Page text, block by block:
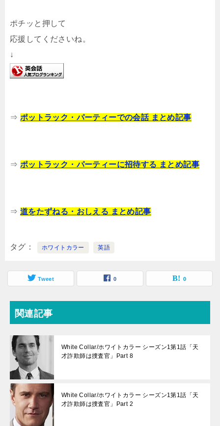
ポチッと押して
応援してくださいね。
↓
⇒ ポットラック・パーティーでの会話 まとめ記事
⇒ ポットラック・パーティーに招待する まとめ記事
⇒ 道をたずねる・おしえる まとめ記事
タグ ホワイトカラー 英語
Tweet 0 0
関連記事
White Collar/ホワイトカラー シーズン1第1話「天
才詐欺師は捜査官」Part 8
White Collar/ホワイトカラー シーズン1第1話「天
才詐欺師は捜査官」Part 2